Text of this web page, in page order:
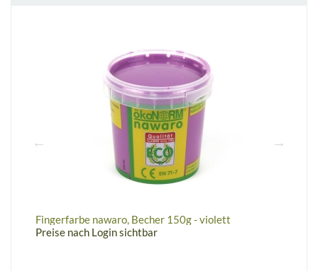
Fingerfarbe nawaro, Becher 150g - violett
Preise nach Login sichtbar